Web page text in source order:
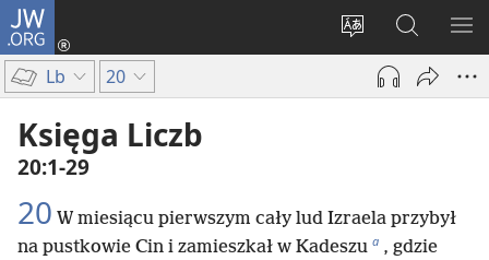
JW.ORG
Wybór
języka
Logowanie
(opens
window)
Szukaj
na
JW.ORG
Lb 20
Księga Liczb
20:1-29
20 W miesiącu pierwszym cały lud Izraela przybył
na pustkowie Cin i zamieszkał w Kadeszu a , gdzie